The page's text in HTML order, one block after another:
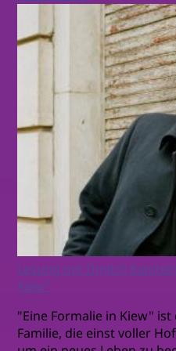
Lesung mit Dmitrij
Kiew"
"Eine Formalie in Kiew"
Familie, die einst voller